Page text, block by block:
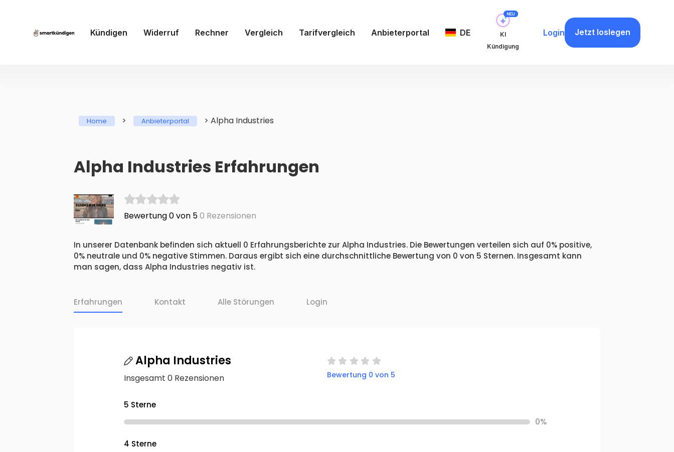
Kündigen Widerruf Rechner Vergleich Tarifvergleich Anbieterportal DE
KI
Kündigung
Login Jetzt loslegen
Home > Anbieterportal > Alpha Industries
Alpha Industries Erfahrungen
Bewertung 0 von 50 Rezensionen
In unserer Datenbank befinden sich aktuell 0 Erfahrungsberichte zur Alpha Industries. Die Bewertungen verteilen sich auf 0% positive,
0% neutrale und 0% negative Stimmen. Daraus ergibt sich eine durchschnittliche Bewertung von 0 von 5 Sternen. Insgesamt kann
man sagen, dass Alpha Industries negativ ist.
Erfahrungen Kontakt Alle Störungen Login
Alpha Industries
Insgesamt 0 Rezensionen Bewertung 0 von 5
5 Sterne
0%
4 Sterne